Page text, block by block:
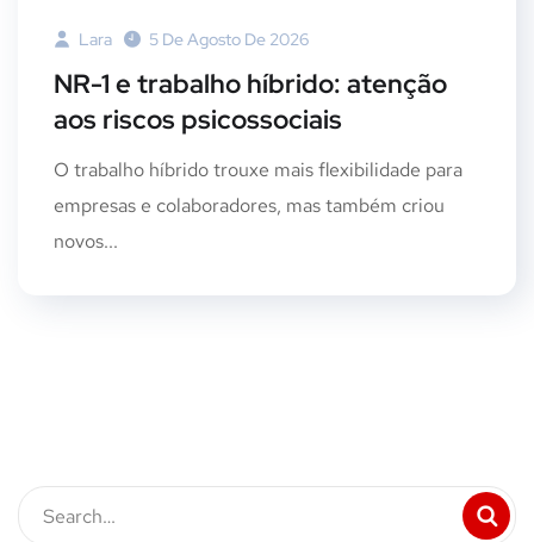
Lara 5 De Agosto De 2026
NR-1 e trabalho híbrido: atenção
aos riscos psicossociais
O trabalho híbrido trouxe mais flexibilidade para
empresas e colaboradores, mas também criou
novos...